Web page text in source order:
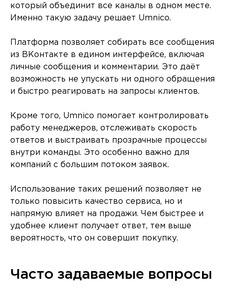
который объединит все каналы в одном месте.
Именно такую задачу решает Umnico.
Платформа позволяет собирать все сообщения
из ВКонтакте в едином интерфейсе, включая
личные сообщения и комментарии. Это даёт
возможность не упускать ни одного обращения
и быстро реагировать на запросы клиентов.
Кроме того, Umnico помогает контролировать
работу менеджеров, отслеживать скорость
ответов и выстраивать прозрачные процессы
внутри команды. Это особенно важно для
компаний с большим потоком заявок.
Использование таких решений позволяет не
только повысить качество сервиса, но и
напрямую влияет на продажи. Чем быстрее и
удобнее клиент получает ответ, тем выше
вероятность, что он совершит покупку.
Часто задаваемые вопросы